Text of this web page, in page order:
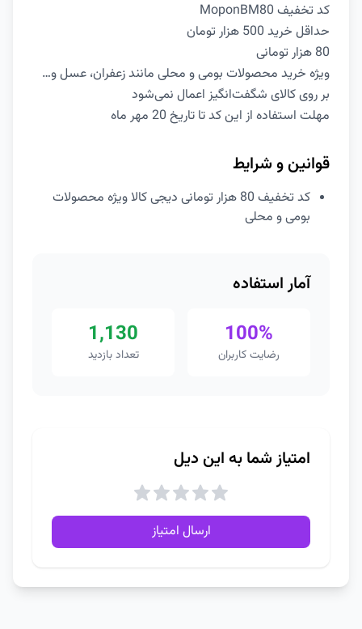
کد تخفیف MoponBM80
حداقل خرید 500 هزار تومان
80 هزار تومانی
ویژه خرید محصولات بومی و محلی مانند زعفران، عسل و…
بر روی کالای شگفت‌انگیز اعمال نمی‌شود
مهلت استفاده از این کد تا تاریخ 20 مهر ماه
قوانین و شرایط
کد تخفیف 80 هزار تومانی دیجی کالا ویژه محصولات
بومی و محلی
آمار استفاده
100%
رضایت کاربران
1,130
تعداد بازدید
امتیاز شما به این دیل
ارسال امتیاز